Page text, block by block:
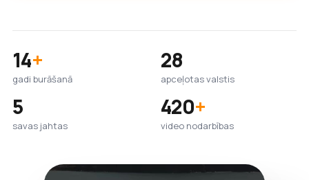
14+
gadi burāšanā
28
apceļotas valstis
5
savas jahtas
420+
video nodarbības